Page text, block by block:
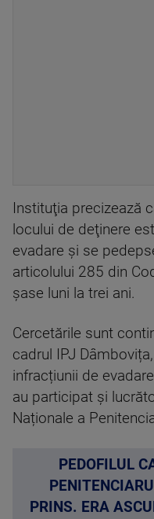
Instituţia precizează
locului de deţinere
evadare şi se
articolului 285 din
şase luni la trei ani.
Cercetările sunt
cadrul IPJ
infracțiunii de
au participat și
Naționale a
PEDOFILUL
PRINS. ERA